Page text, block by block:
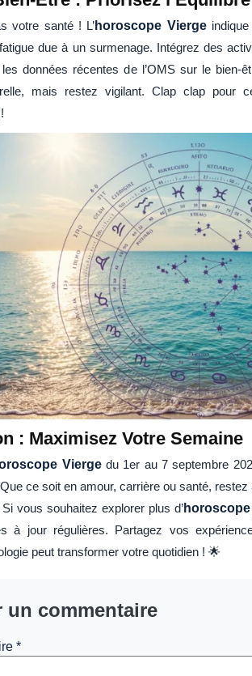
votre santé ! L’horoscope Viergeindique
due à un surmenage. Intégrez des
données récentes de l’OMS sur le bien-
mais restez vigilant. Clap clap pour
: Maximisez Votre Semaine
Viergedu 1er au 7 septembre
ce soit en amour, carrière ou santé,
vous souhaitez explorer plus d’horoscope
à jour régulières. Partagez vos
peut transformer votre quotidien ! 🌟
un commentaire
*